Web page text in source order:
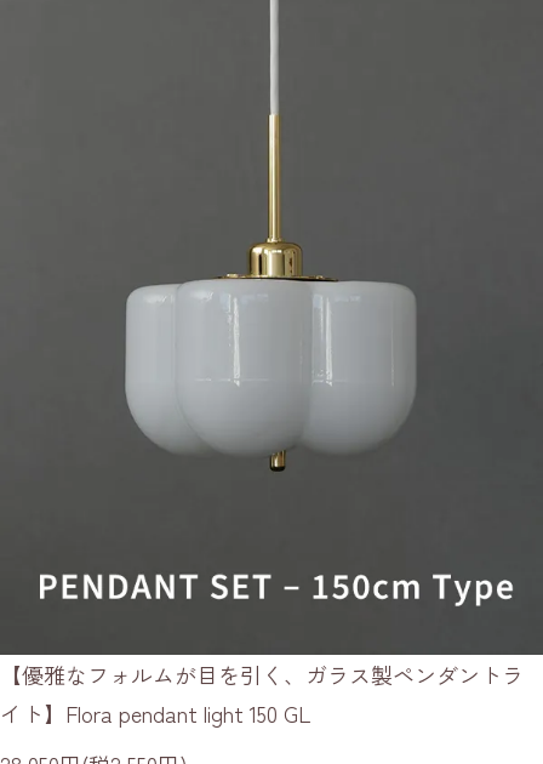
【優雅なフォルムが目を引く、ガラス製ペンダントラ
イト】Flora pendant light 150 GL